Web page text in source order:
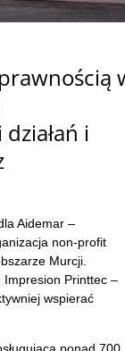
i
Aidemar –
non-profit
Murcji.
Impresion Printtec –
wspierać